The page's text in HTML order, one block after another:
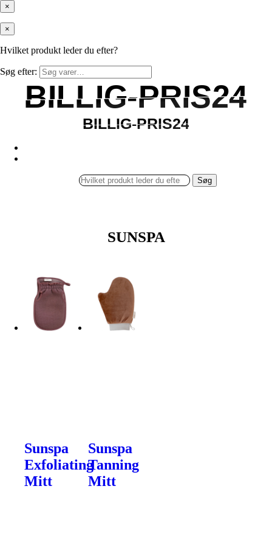
×
×
Hvilket produkt leder du efter?
Søg efter:
BILLIG-PRIS24
BILLIG-PRIS24
BILLIG-PRIS24
BILLIG-PRIS24
Søg
SUNSPA
Sunspa
Exfoliating
Mitt
Sunspa
Tanning
Mitt